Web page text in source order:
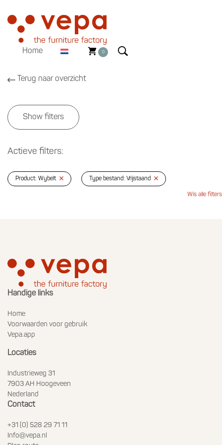
Home 0
Terug naar overzicht
Show filters
Actieve filters:
Product: Wybelt Type bestand: Vrijstaand
Wis alle filters
Handige links
Home
Voorwaarden voor gebruik
Vepa.app
Locaties
Industrieweg 31
7903 AH Hoogeveen
Nederland
Contact
+31 (0) 528 29 71 11
Info@vepa.nl